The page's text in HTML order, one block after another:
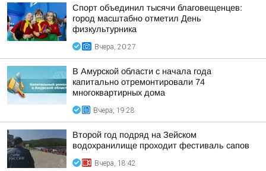
Спорт объединил тысячи благовещенцев:
город масштабно отметил День
физкультурника
Вчера, 20:27
В Амурской области с начала года
капитально отремонтировали 74
многоквартирных дома
Вчера, 19:28
Второй год подряд на Зейском
водохранилище проходит фестиваль сапов
Вчера, 18:42